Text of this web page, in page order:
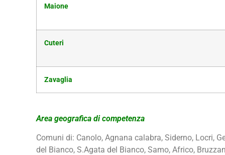
Maione
Cuteri
Zavaglia
Area geografica di competenza
Comuni di: Canolo, Agnana calabra, Siderno, Locri,
del Bianco, S.Agata del Bianco, Samo, Africo,